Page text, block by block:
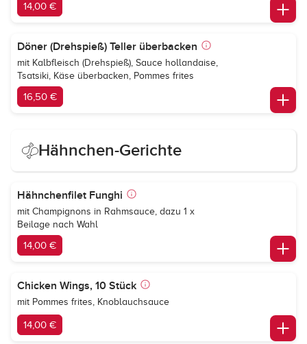
14,00 €
Döner (Drehspieß) Teller überbacken
mit Kalbfleisch (Drehspieß), Sauce hollandaise,
Tsatsiki, Käse überbacken, Pommes frites
16,50 €
Hähnchen-Gerichte
Hähnchenfilet Funghi
mit Champignons in Rahmsauce, dazu 1 x
Beilage nach Wahl
14,00 €
Chicken Wings, 10 Stück
mit Pommes frites, Knoblauchsauce
14,00 €